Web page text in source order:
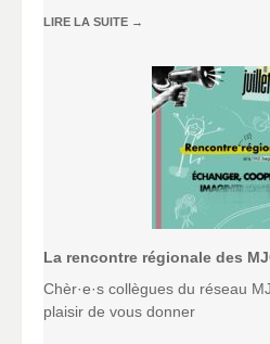
LIRE LA SUITE →
La rencontre régionale des
Chèr·e·s collègues du réseau
plaisir de vous donner